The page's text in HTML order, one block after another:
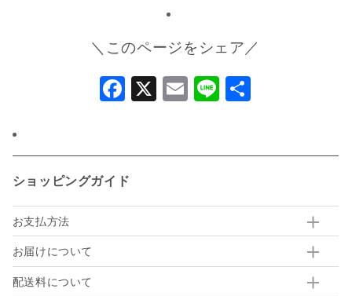
＼このページをシェア／
Facebook
X Email
Line
ショッピングガイド
お支払方法
お届けについて
配送料について